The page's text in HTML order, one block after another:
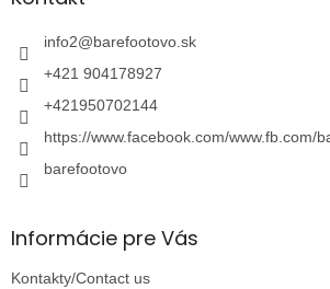
info2@barefootovo.sk
+421 904178927
+421950702144
https://www.facebook.com/www.fb.com/
barefootovo
Informácie pre Vás
Kontakty/Contact us